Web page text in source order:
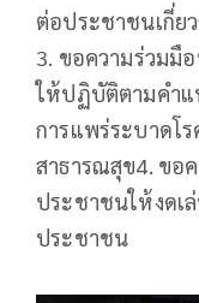
ต่อประชาชนเกี่ย
3. ขอความร่วมมื
ให้ปฏิบัติตามคำแ
การแพร่ระบาดโ
สาธารณสุข4. ขอ
ประชาชนให้งดเ
ประชาชน